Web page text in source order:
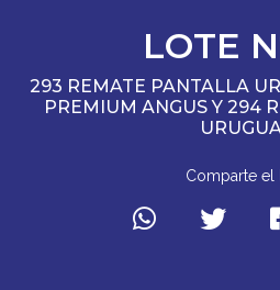
LOTE
293 REMATE PANTALLA
PREMIUM ANGUS Y 294
Comparte el